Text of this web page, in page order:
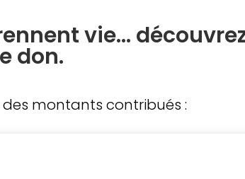
vie…
don.
montants contribués :